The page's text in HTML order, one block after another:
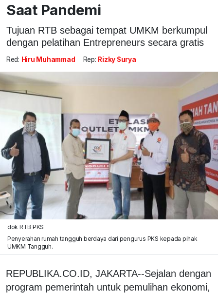
Saat Pandemi
Tujuan RTB sebagai tempat UMKM berkumpul
dengan pelatihan Entrepreneurs secara gratis
Red: Hiru Muhammad Rep: Rizky Surya
dok RTB PKS
Penyerahan rumah tangguh berdaya dari pengurus PKS kepada pihak
UMKM Tangguh.
REPUBLIKA.CO.ID, JAKARTA--Sejalan dengan
program pemerintah untuk pemulihan ekonomi,